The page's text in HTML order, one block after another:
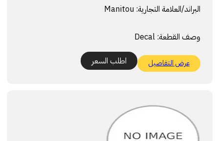
البراند/العلامة التجارية:
وصف القطعة: Decal
عرض التفاصيل اطلب السعر